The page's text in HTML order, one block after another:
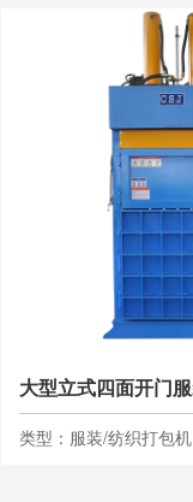
类型：服装/纺织打包机